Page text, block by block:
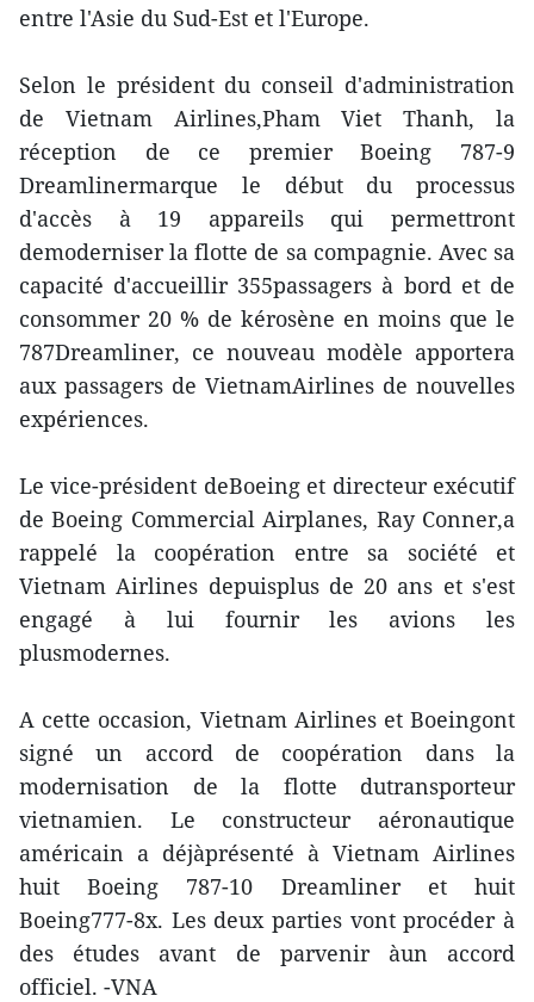
entre l'Asie du Sud-Est et l'Europe.
Selon le président du conseil d'administration
de Vietnam Airlines,Pham Viet Thanh, la
réception de ce premier Boeing 787-9
Dreamlinermarque le début du processus
d'accès à 19 appareils qui permettront
demoderniser la flotte de sa compagnie. Avec sa
capacité d'accueillir 355passagers à bord et de
consommer 20 % de kérosène en moins que le
787Dreamliner, ce nouveau modèle apportera
aux passagers de VietnamAirlines de nouvelles
expériences.
Le vice-président deBoeing et directeur exécutif
de Boeing Commercial Airplanes, Ray Conner,a
rappelé la coopération entre sa société et
Vietnam Airlines depuisplus de 20 ans et s'est
engagé à lui fournir les avions les
plusmodernes.
A cette occasion, Vietnam Airlines et Boeingont
signé un accord de coopération dans la
modernisation de la flotte dutransporteur
vietnamien. Le constructeur aéronautique
américain a déjàprésenté à Vietnam Airlines
huit Boeing 787-10 Dreamliner et huit
Boeing777-8x. Les deux parties vont procéder à
des études avant de parvenir àun accord
officiel. -VNA